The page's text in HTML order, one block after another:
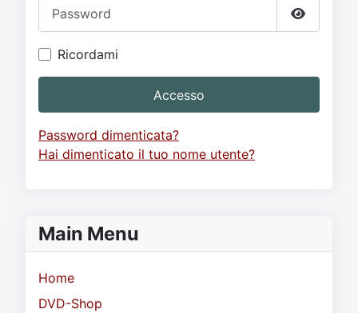
Mostra
Ricordami
Accesso
Password dimenticata?
Hai dimenticato il tuo nome utente?
Main Menu
Home
DVD-Shop